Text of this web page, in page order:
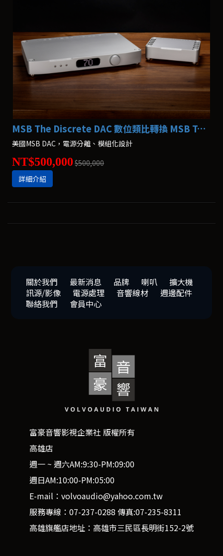
MSB The Discrete DAC 數位類比轉換 MSB Technology
美國MSB DAC，電源分離、模組化設計
NT$500,000 $500,000
詳細介紹
關於我們 最新消息 品牌 喇叭
擴大機
訊源/影像
電源處理 音響線材
週邊配件
聯絡我們
會員中心
富豪音響影視企業社 版權所有
高雄店
週一 ~ 週六AM:9:30-PM:09:00
週日AM:10:00-PM:05:00
E-mail：volvoaudio@yahoo.com.tw
服務專線：07-237-0288 傳真:07-235-8311
高雄旗艦店地址：高雄市三民區長明街152-2號